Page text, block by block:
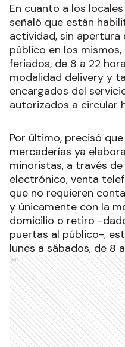
En cuanto a los
señaló que están
actividad, sin apertura
público en los
feriados, de 8 a 22
modalidad delivery y
encargados del
autorizados a circular
Por último, precisó
mercaderías ya
minoristas, a través
electrónico, venta
que no requieren
y únicamente con la
domicilio o retiro -
puertas al público-,
lunes a sábados, de 8
Ads